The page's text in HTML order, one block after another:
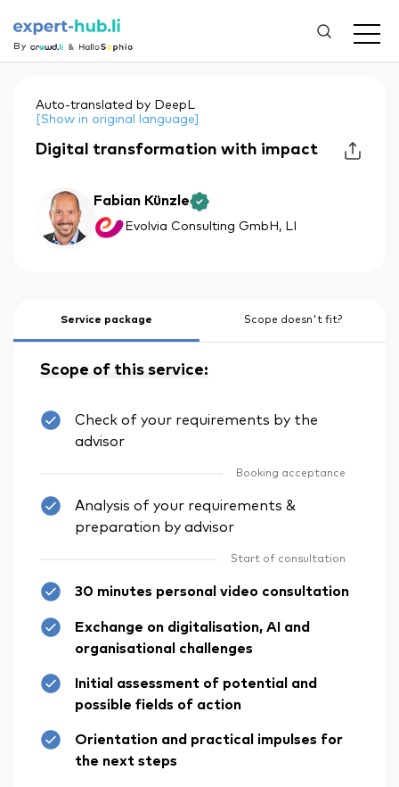
By
Auto-translated by DeepL
[Show in original language]
Digital transformation with impact
Fabian Künzle
Evolvia Consulting GmbH , LI
Service package Scope doesn't fit?
Scope of this service:
Check of your requirements by the
advisor
Booking acceptance
Analysis of your requirements &
preparation by advisor
Start of consultation
30 minutes personal video consultation
Exchange on digitalisation, AI and
organisational challenges
Initial assessment of potential and
possible fields of action
Orientation and practical impulses for
the next steps